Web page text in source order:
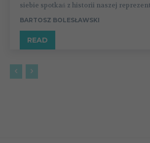
siebie spotkań z historii naszej
BARTOSZ BOLESŁAWSKI
READ